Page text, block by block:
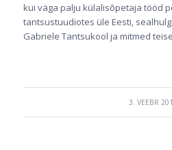
kui väga palju külalisõpetaja tööd
tantsustuudiotes üle Eesti,
Gabriele Tantsukool ja mitmed
3. VEEBR